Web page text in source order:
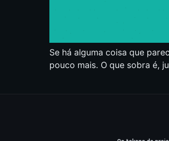
Se há alguma coisa que
pouco mais. O que sobra é,